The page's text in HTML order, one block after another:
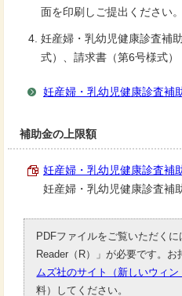
面を印刷しご提出ください。
妊産婦・乳幼児健康診査補
式）、請求書（第6号様式）
妊産婦・乳幼児健康診査補
補助金の上限額
妊産婦・乳幼児健康診査補
妊産婦・乳幼児健康診査補
PDFファイルをご覧いただくに
Reader（R）」が必要です。お
ムズ社のサイト（新しいウィン
料）してください。